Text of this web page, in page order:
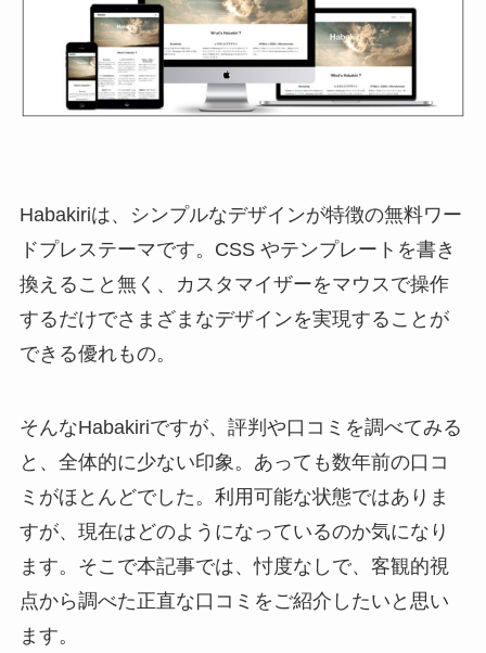
Habakiriは、シンプルなデザインが特徴の無料ワー
ドプレステーマです。CSS やテンプレートを書き
換えること無く、カスタマイザーをマウスで操作
するだけでさまざまなデザインを実現することが
できる優れもの。
そんなHabakiriですが、評判や口コミを調べてみる
と、全体的に少ない印象。あっても数年前の口コ
ミがほとんどでした。利用可能な状態ではありま
すが、現在はどのようになっているのか気になり
ます。そこで本記事では、忖度なしで、客観的視
点から調べた正直な口コミをご紹介したいと思い
ます。